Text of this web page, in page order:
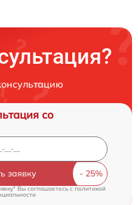
со
заявку
Вы соглашаетесь cполитикой